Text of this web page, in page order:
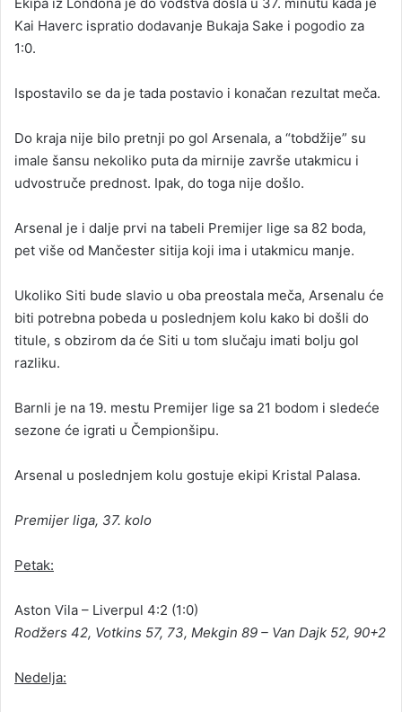
Kai Haverc ispratio dodavanje Bukaja Sake i pogodio za
1:0.
Ispostavilo se da je tada postavio i konačan rezultat meča.
Do kraja nije bilo pretnji po gol Arsenala, a “tobdžije” su
imale šansu nekoliko puta da mirnije završe utakmicu i
udvostruče prednost. Ipak, do toga nije došlo.
Arsenal je i dalje prvi na tabeli Premijer lige sa 82 boda,
pet više od Mančester sitija koji ima i utakmicu manje.
Ukoliko Siti bude slavio u oba preostala meča, Arsenalu će
biti potrebna pobeda u poslednjem kolu kako bi došli do
titule, s obzirom da će Siti u tom slučaju imati bolju gol
razliku.
Barnli je na 19. mestu Premijer lige sa 21 bodom i sledeće
sezone će igrati u Čempionšipu.
Arsenal u poslednjem kolu gostuje ekipi Kristal Palasa.
Premijer liga, 37. kolo
Petak:
Aston Vila – Liverpul 4:2 (1:0)
Rodžers 42, Votkins 57, 73, Mekgin 89 – Van Dajk 52, 90+2
Nedelja: